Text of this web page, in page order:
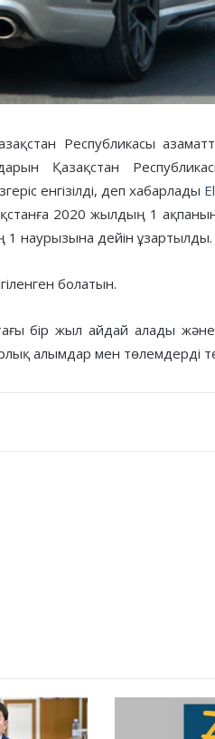
Республикасы
Қазақстан
енгізілді, деп хабарлады
2020 жылдың 1
1 наурызына дейін ұзартылды.
болатын.
бір жыл айдай алады
алымдар мен төлемдерді